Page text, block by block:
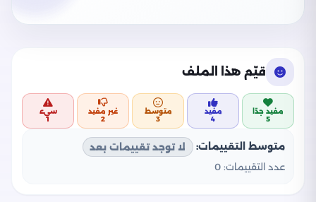
قيّم هذا الملف
مفيد جدًا
5
مفيد
4
متوسط
3
غير مفيد
2
سيء
1
متوسط التقييمات:
لا توجد تقييمات بعد
عدد التقييمات: 0